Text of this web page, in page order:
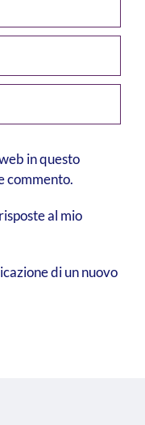
in questo
commento.
al mio
di un nuovo